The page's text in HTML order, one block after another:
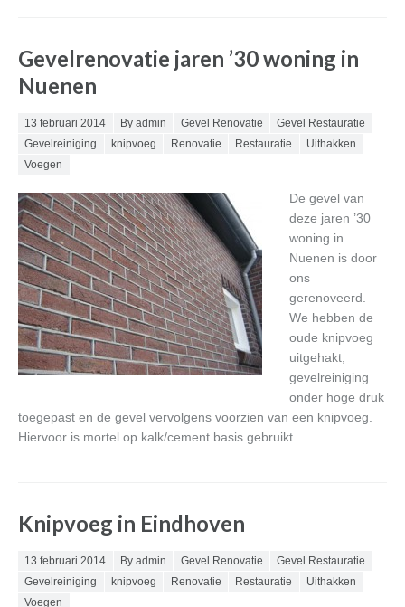
Gevelrenovatie jaren ’30 woning in
Nuenen
Posted on
13 februari 2014 By admin Gevel Renovatie
Gevel Restauratie
Gevelreiniging
knipvoeg Renovatie Restauratie
Uithakken
Voegen
De gevel van
deze jaren ’30
woning in
Nuenen is door
ons
gerenoveerd.
We hebben de
oude knipvoeg
uitgehakt,
gevelreiniging
onder hoge druk
toegepast en de gevel vervolgens voorzien van een knipvoeg.
Hiervoor is mortel op kalk/cement basis gebruikt.
Knipvoeg in Eindhoven
Posted on
13 februari 2014 By admin Gevel Renovatie
Gevel Restauratie
Gevelreiniging
knipvoeg Renovatie Restauratie
Uithakken
Voegen